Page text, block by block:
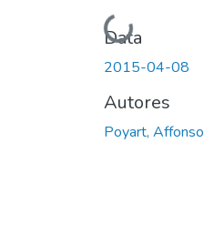
Carregando...
Data
2015-04-08
Autores
Poyart, Affonso